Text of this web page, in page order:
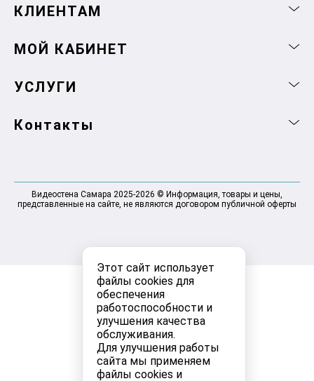
Этот сайт использует
файлы cookies для
обеспечения
работоспособности и
улучшения качества
обслуживания.
Для улучшения работы
сайта мы применяем
файлы cookies и
КЛИЕНТАМ
МОЙ КАБИНЕТ
УСЛУГИ
Контакты
Видеостена Самара 2025-2026 © Информация, товары и цены,
представленные на сайте, не являются договором публичной оферты